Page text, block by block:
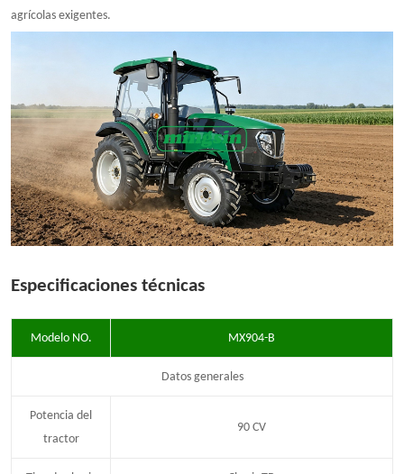
agrícolas exigentes.
Especificaciones técnicas
Modelo NO. MX904-B
Datos generales
Potencia del
tractor
90 CV